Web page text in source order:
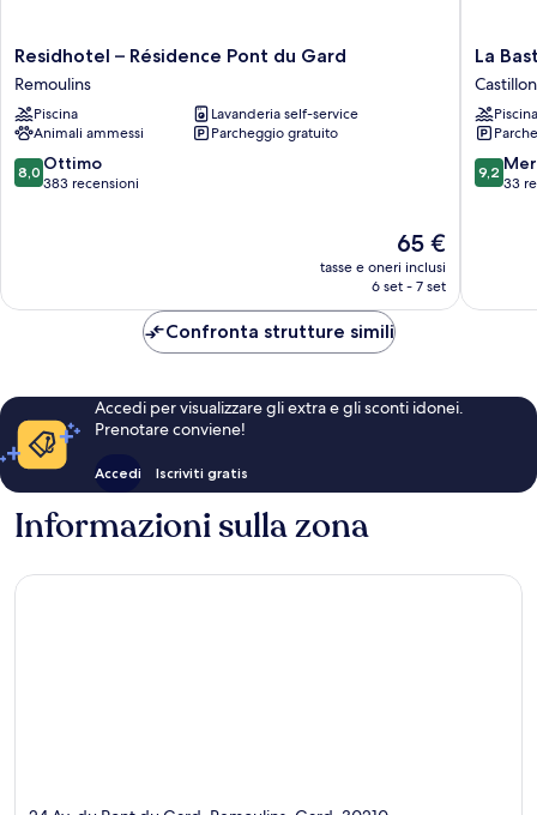
Residhotel
–
Résidence
Pont
du
Gard
Remoulins
Residhotel – Résidence Pont du Gard
Remoulins
Piscina
Lavanderia self-service
Animali ammessi
Parcheggio gratuito
8.0
su
8,0 Ottimo
383 recensioni
Il
prezzo
attuale
65 €
tasse e oneri inclusi
6 set - 7 set
La
Bastide
Des
Pins
du-
Gard
La
Piscina
9.2
su
9,2
33
Confronta strutture simili
Accedi per visualizzare gli extra e gli sconti idonei.
Prenotare conviene!
Accedi Iscriviti gratis
Informazioni sulla zona